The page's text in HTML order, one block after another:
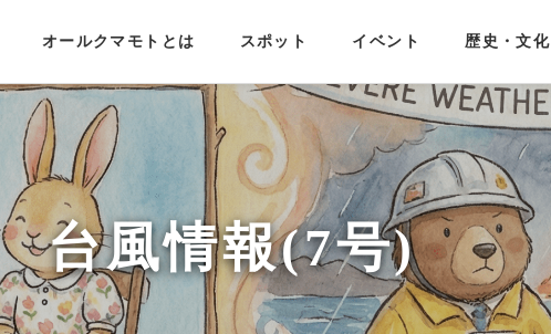
オールクマモトとは スポット イベント 歴史・文化
台風情報(7号)